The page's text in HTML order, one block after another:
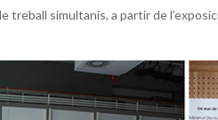
treball simultanis, a partir de